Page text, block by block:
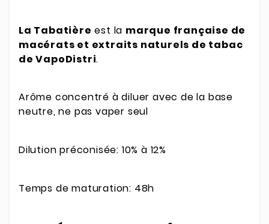
La Tabatière est la marque française de
macérats et extraits naturels de tabac
de VapoDistri.
Arôme concentré à diluer avec de la base
neutre, ne pas vaper seul
Dilution préconisée: 10% à 12%
Temps de maturation: 48h